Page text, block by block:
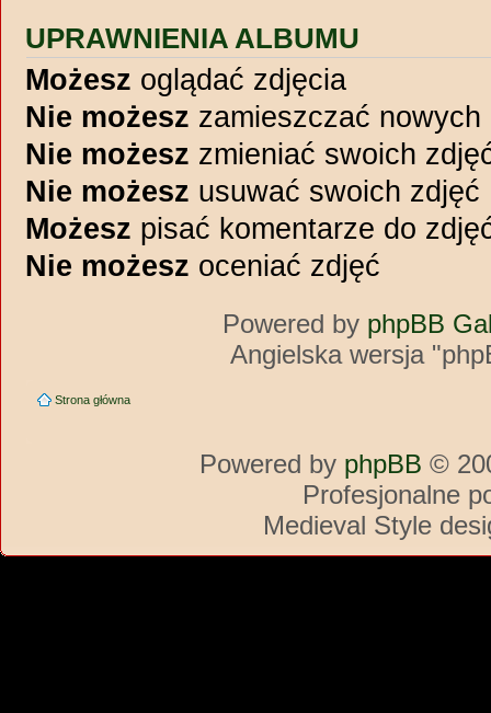
UPRAWNIENIA ALBUMU
Możesz oglądać zdjęcia
Nie możesz zamieszczać nowych
Nie możesz zmieniać swoich
Nie możesz usuwać swoich zdjęć
Możesz pisać komentarze do
Nie możesz oceniać zdjęć
Powered by phpBB
Angielska wersja
Strona główna
Powered by phpBB ©
Profesjonalne
Medieval Style